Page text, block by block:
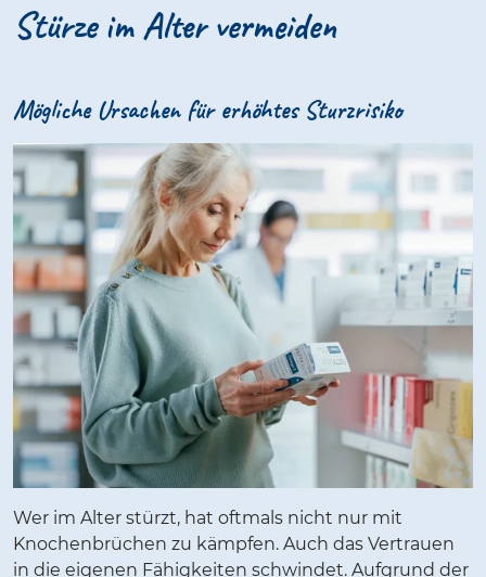
Stürze im Alter vermeiden
Mögliche Ursachen für erhöhtes Sturzrisiko
Wer im Alter stürzt, hat oftmals nicht nur mit
Knochenbrüchen zu kämpfen. Auch das Vertrauen
in die eigenen Fähigkeiten schwindet. Aufgrund der